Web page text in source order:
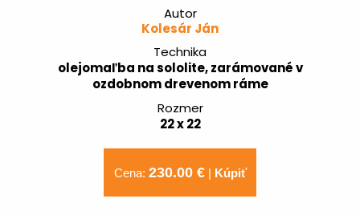
Autor
Kolesár Ján
Technika
olejomaľba na sololite, zarámované v
ozdobnom drevenom ráme
Rozmer
22 x 22
Cena: 230.00 €| Kúpiť